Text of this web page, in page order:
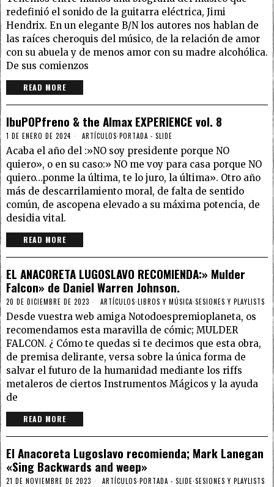
redefinió el sonido de la guitarra eléctrica, Jimi
Hendrix. En un elegante B/N los autores nos hablan de
las raíces cheroquis del músico, de la relación de amor
con su abuela y de menos amor con su madre alcohólica.
De sus comienzos
READ MORE
IbuPOPfreno & the Almax EXPERIENCE vol. 8
1 DE ENERO DE 2024 ARTÍCULOS·PORTADA - SLIDE
Acaba el año del :»NO soy presidente porque NO
quiero», o en su caso:» NO me voy para casa porque NO
quiero…ponme la última, te lo juro, la última». Otro año
más de descarrilamiento moral, de falta de sentido
común, de ascopena elevado a su máxima potencia, de
desidia vital.
READ MORE
EL ANACORETA LUGOSLAVO RECOMIENDA:» Mulder
Falcon» de Daniel Warren Johnson.
20 DE DICIEMBRE DE 2023 ARTÍCULOS·LIBROS Y MÚSICA·SESIONES Y PLAYLISTS
Desde vuestra web amiga Notodoespremioplaneta, os
recomendamos esta maravilla de cómic; MULDER
FALCON. ¿ Cómo te quedas si te decimos que esta obra,
de premisa delirante, versa sobre la única forma de
salvar el futuro de la humanidad mediante los riffs
metaleros de ciertos Instrumentos Mágicos y la ayuda
de
READ MORE
El Anacoreta Lugoslavo recomienda; Mark Lanegan
«Sing Backwards and weep»
21 DE NOVIEMBRE DE 2023 ARTÍCULOS·PORTADA - SLIDE·SESIONES Y PLAYLISTS